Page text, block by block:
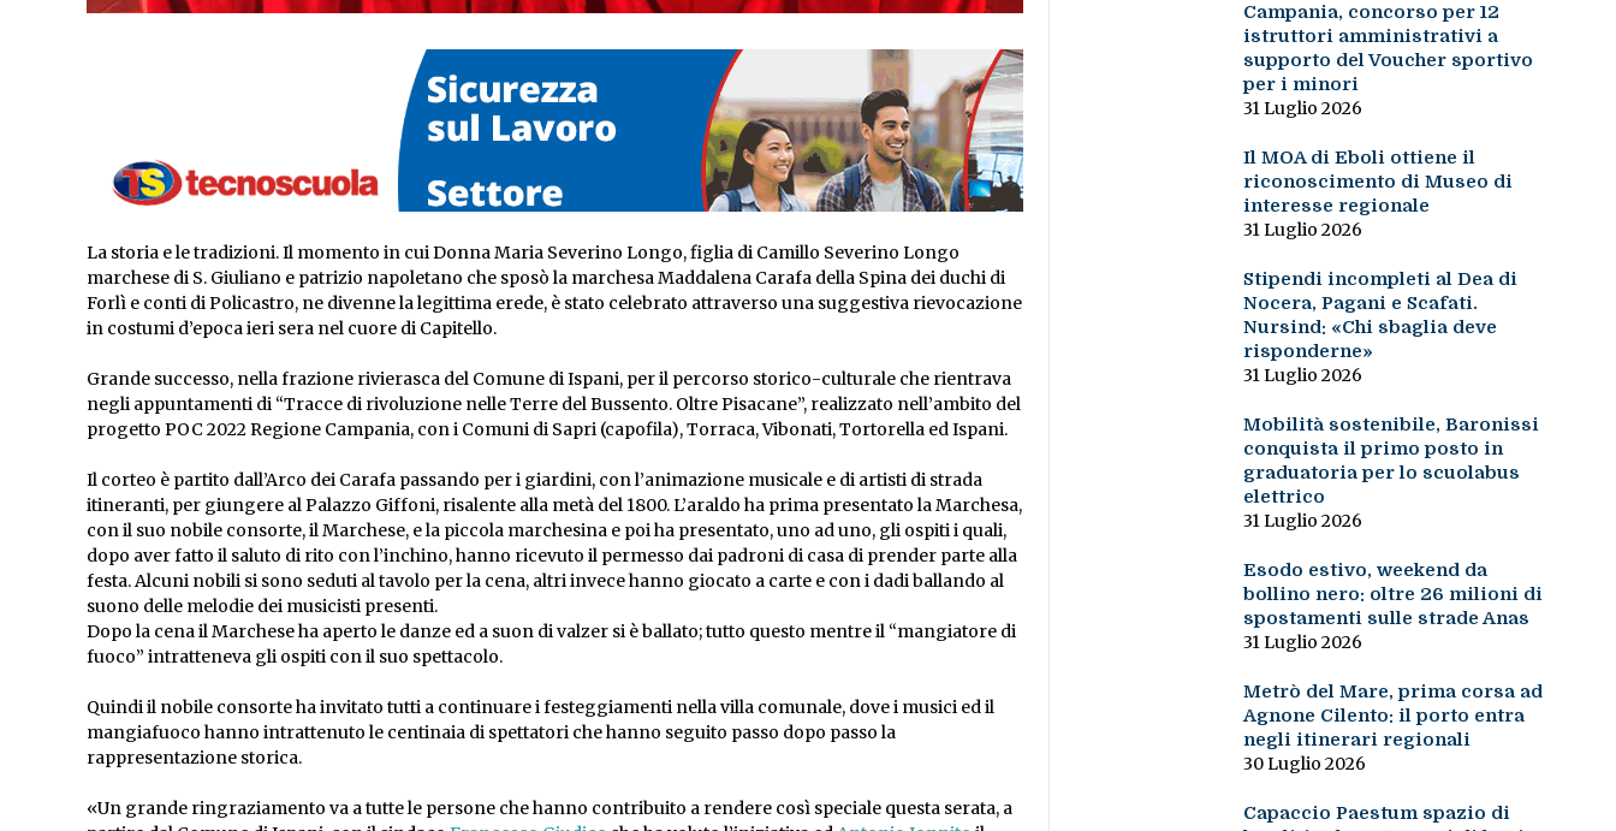
La storia e le tradizioni. Il momento in cui Donna Maria Severino Longo, figlia di Camillo Severino Longo
marchese di S. Giuliano e patrizio napoletano che sposò la marchesa Maddalena Carafa della Spina dei duchi di
Forlì e conti di Policastro, ne divenne la legittima erede, è stato celebrato attraverso una suggestiva rievocazione
in costumi d’epoca ieri sera nel cuore di Capitello.
Grande successo, nella frazione rivierasca del Comune di Ispani, per il percorso storico-culturale che rientrava
negli appuntamenti di “Tracce di rivoluzione nelle Terre del Bussento. Oltre Pisacane”, realizzato nell’ambito del
progetto POC 2022 Regione Campania, con i Comuni di Sapri (capofila), Torraca, Vibonati, Tortorella ed Ispani.
Il corteo è partito dall’Arco dei Carafa passando per i giardini, con l’animazione musicale e di artisti di strada
itineranti, per giungere al Palazzo Giffoni, risalente alla metà del 1800. L’araldo ha prima presentato la Marchesa,
con il suo nobile consorte, il Marchese, e la piccola marchesina e poi ha presentato, uno ad uno, gli ospiti i quali,
dopo aver fatto il saluto di rito con l’inchino, hanno ricevuto il permesso dai padroni di casa di prender parte alla
festa. Alcuni nobili si sono seduti al tavolo per la cena, altri invece hanno giocato a carte e con i dadi ballando al
suono delle melodie dei musicisti presenti.
Dopo la cena il Marchese ha aperto le danze ed a suon di valzer si è ballato; tutto questo mentre il “mangiatore di
fuoco” intratteneva gli ospiti con il suo spettacolo.
Quindi il nobile consorte ha invitato tutti a continuare i festeggiamenti nella villa comunale, dove i musici ed il
mangiafuoco hanno intrattenuto le centinaia di spettatori che hanno seguito passo dopo passo la
rappresentazione storica.
«Un grande ringraziamento va a tutte le persone che hanno contribuito a rendere così speciale questa serata, a
Campania, concorso per 12
istruttori amministrativi a
supporto del Voucher sportivo
per i minori
31 Luglio 2026
Il MOA di Eboli ottiene il
riconoscimento di Museo di
interesse regionale
31 Luglio 2026
Stipendi incompleti al Dea di
Nocera, Pagani e Scafati.
Nursind: «Chi sbaglia deve
risponderne»
31 Luglio 2026
Mobilità sostenibile, Baronissi
conquista il primo posto in
graduatoria per lo scuolabus
elettrico
31 Luglio 2026
Esodo estivo, weekend da
bollino nero: oltre 26 milioni di
spostamenti sulle strade Anas
31 Luglio 2026
Metrò del Mare, prima corsa ad
Agnone Cilento: il porto entra
negli itinerari regionali
30 Luglio 2026
Capaccio Paestum spazio di